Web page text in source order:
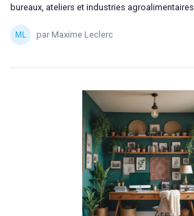
bureaux, ateliers et industries agroalimentaires.
par Maxime Leclerc